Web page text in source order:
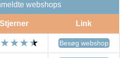
webshops
Stjerner Link
Besøg webshop